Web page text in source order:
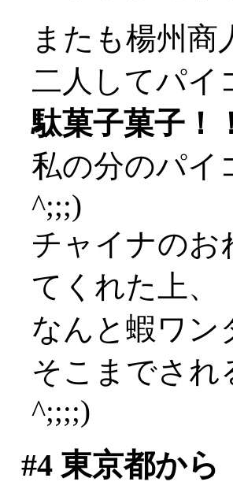
またも楊州商
二人してパイ
駄菓子菓子！
私の分のパイ
^;;;)
チャイナのお
てくれた上、
なんと蝦ワン
そこまでされ
^;;;;)
#4東京都から